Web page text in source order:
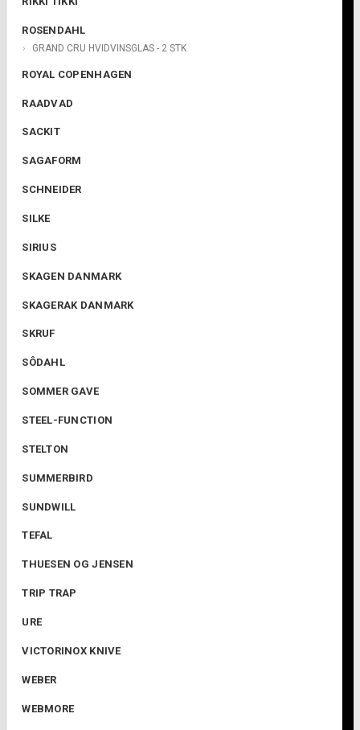
ROSENDAHL
GRAND CRU HVIDVINSGLAS - 2 STK
ROYAL COPENHAGEN
RAADVAD
SACKIT
SAGAFORM
SCHNEIDER
SILKE
SIRIUS
SKAGEN DANMARK
SKAGERAK DANMARK
SKRUF
SÔDAHL
SOMMER GAVE
STEEL-FUNCTION
STELTON
SUMMERBIRD
SUNDWILL
TEFAL
THUESEN OG JENSEN
TRIP TRAP
URE
VICTORINOX KNIVE
WEBER
WEBMORE